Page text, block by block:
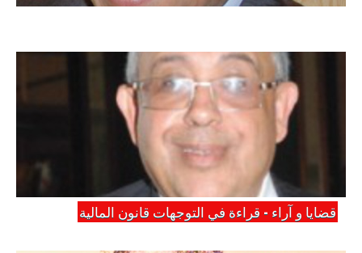
قضايا و آراء - قراءة في التوجهات قانون المالية